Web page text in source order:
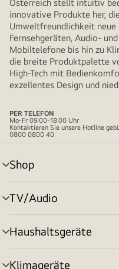
Österreich stellt intuitiv
innovative Produkte her,
Umweltfreundlichkeit neue
Fernsehgeräten, Audio-
Mobiltelefone bis hin zu
die breite Produktpalette
High-Tech mit
exzellentes Design und
PER TELEFON
Mo-Fr 09:00-18:00 Uhr
Kontaktieren Sie unsere Hotline
0800 0800 40
Shop
Menü
umschalten
TV/Audio
Menü
umschalten
Haushaltsgeräte
Menü
umschalten
Klimageräte